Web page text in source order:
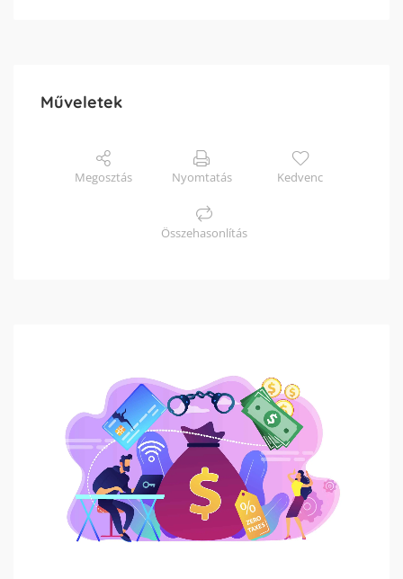
Műveletek
Megosztás Nyomtatás Kedvenc
Összehasonlítás